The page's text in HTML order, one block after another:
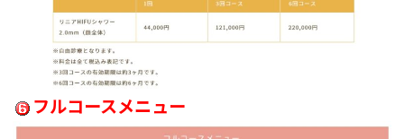
フルコースメニュー